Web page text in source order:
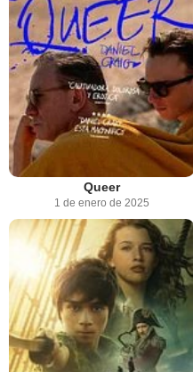
Queer
1 de enero de 2025